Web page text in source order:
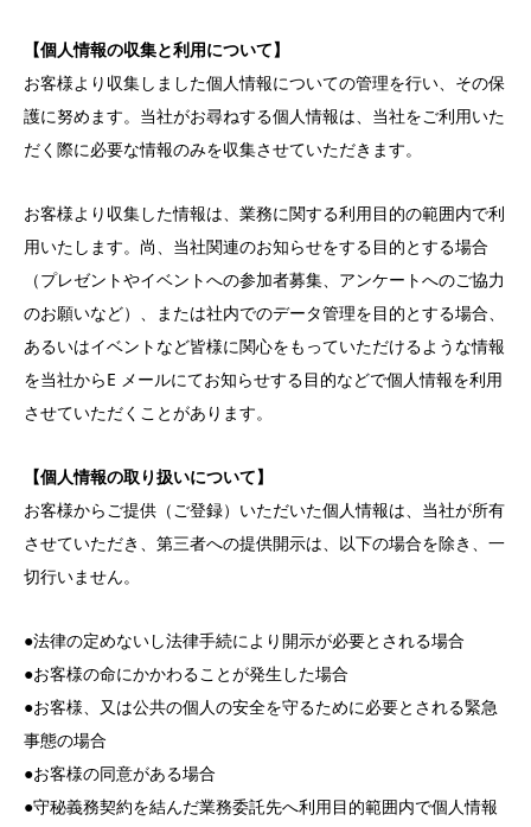
【個人情報の収集と利用について】
お客様より収集しました個人情報についての管理を行い、その保
護に努めます。当社がお尋ねする個人情報は、当社をご利用いた
だく際に必要な情報のみを収集させていただきます。
お客様より収集した情報は、業務に関する利用目的の範囲内で利
用いたします。尚、当社関連のお知らせをする目的とする場合
（プレゼントやイベントへの参加者募集、アンケートへのご協力
のお願いなど）、または社内でのデータ管理を目的とする場合、
あるいはイベントなど皆様に関心をもっていただけるような情報
を当社からE メールにてお知らせする目的などで個人情報を利用
させていただくことがあります。
【個人情報の取り扱いについて】
お客様からご提供（ご登録）いただいた個人情報は、当社が所有
させていただき、第三者への提供開示は、以下の場合を除き、一
切行いません。
●法律の定めないし法律手続により開示が必要とされる場合
●お客様の命にかかわることが発生した場合
●お客様、又は公共の個人の安全を守るために必要とされる緊急
事態の場合
●お客様の同意がある場合
●守秘義務契約を結んだ業務委託先へ利用目的範囲内で個人情報